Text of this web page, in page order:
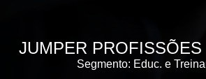
JUMPER
Segmento: Educ. e